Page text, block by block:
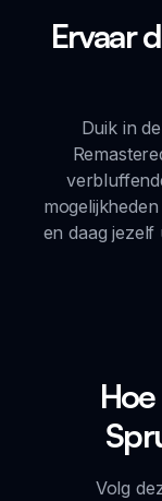
Ervaar
Duik in
en daag jezelf
Volg